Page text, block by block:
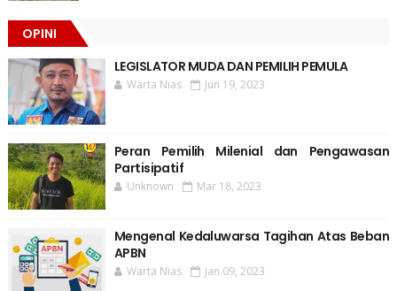
OPINI
LEGISLATOR MUDA DAN PEMILIH PEMULA
Warta Nias Jun 19, 2023
Peran Pemilih Milenial dan Pengawasan
Partisipatif
Unknown Mar 18, 2023
Mengenal Kedaluwarsa Tagihan Atas Beban
APBN
Warta Nias Jan 09, 2023